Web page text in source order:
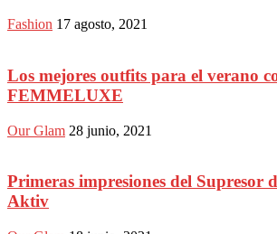
Fashion 17 agosto, 2021
Los mejores outfits para el verano
FEMMELUXE
Our Glam 28 junio, 2021
Primeras impresiones del Supresor
Aktiv